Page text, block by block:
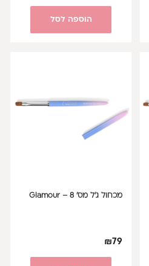
הוספה לסל
מכחול ג’ל מס’ 8 – Glamour
₪79